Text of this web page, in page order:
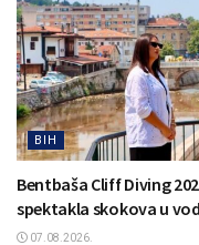
BIH
Bentbaša Cliff Diving
spektakla skokova u
07.08.2026.